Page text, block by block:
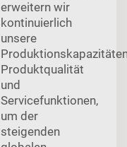
erweitern wir
kontinuierlich
unsere
Produktqualität
und
Servicefunktionen,
um der
steigenden